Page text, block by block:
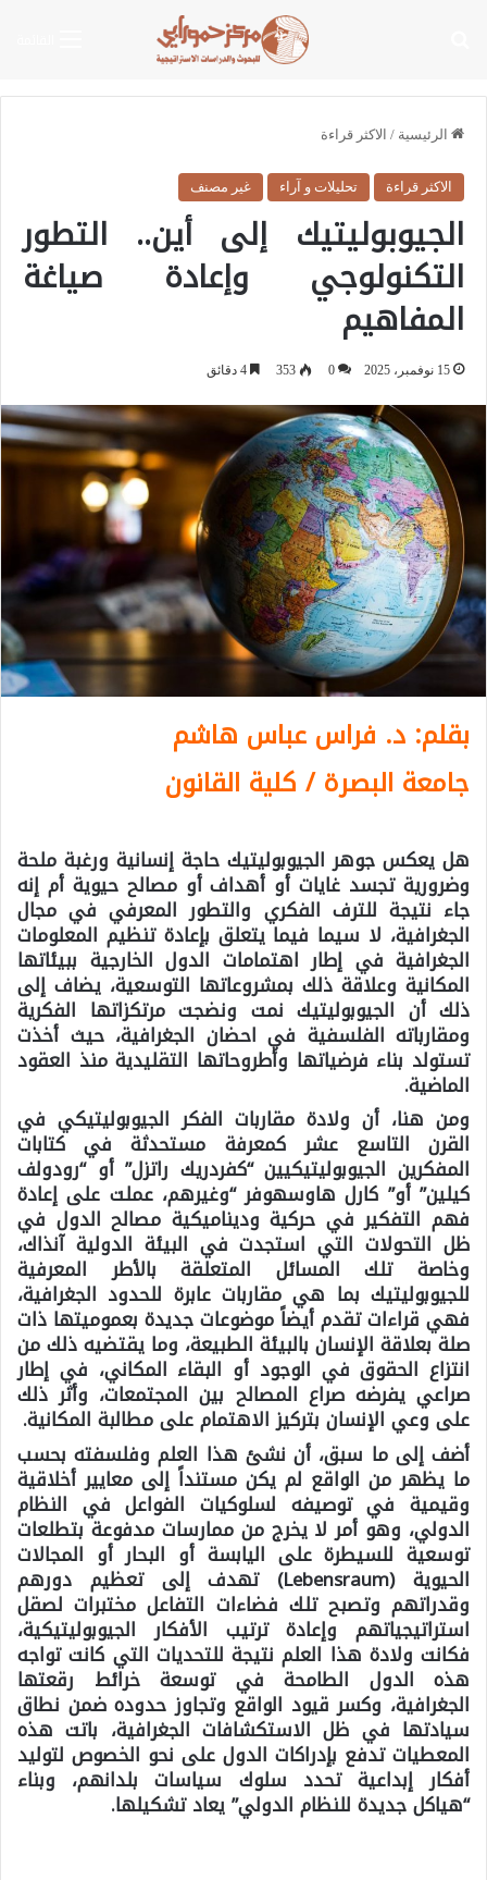
الرئيسية / الاكثر قراءة
الاكثر قراءة تحليلات و آراء غير مصنف
الجيوبوليتيك إلى أين.. التطور
التكنولوجي وإعادة صياغة
المفاهيم
15 نوفمبر، 2025 0
353
بقلم: د. فراس عباس هاشم
جامعة البصرة / كلية القانون
هل يعكس جوهر الجيوبوليتيك حاجة إنسانية ورغبة ملحة
وضرورية تجسد غايات أو أهداف أو مصالح حيوية أم إنه
جاء نتيجة للترف الفكري والتطور المعرفي في مجال
الجغرافية، لا سيما فيما يتعلق بإعادة تنظيم المعلومات
الجغرافية في إطار اهتمامات الدول الخارجية ببيئاتها
المكانية وعلاقة ذلك بمشروعاتها التوسعية، يضاف إلى
ذلك أن الجيوبوليتيك نمت ونضجت مرتكزاتها الفكرية
ومقارباته الفلسفية في احضان الجغرافية، حيث أخذت
تستولد بناء فرضياتها وأطروحاتها التقليدية منذ العقود
الماضية.
ومن هنا، أن ولادة مقاربات الفكر الجيوبوليتيكي في
القرن التاسع عشر كمعرفة مستحدثة في كتابات
المفكرين الجيوبوليتيكيين “كفردريك راتزل” أو “رودولف
كيلين” أو” كارل هاوسهوفر “وغيرهم، عملت على إعادة
فهم التفكير في حركية وديناميكية مصالح الدول في
ظل التحولات التي استجدت في البيئة الدولية آنذاك،
وخاصة تلك المسائل المتعلقة بالأطر المعرفية
للجيوبوليتيك بما هي مقاربات عابرة للحدود الجغرافية،
فهي قراءات تقدم أيضاً موضوعات جديدة بعموميتها ذات
صلة بعلاقة الإنسان بالبيئة الطبيعة، وما يقتضيه ذلك من
انتزاع الحقوق في الوجود أو البقاء المكاني، في إطار
صراعي يفرضه صراع المصالح بين المجتمعات، وأثر ذلك
على وعي الإنسان بتركيز الاهتمام على مطالبة المكانية.
أضف إلى ما سبق، أن نشئ هذا العلم وفلسفته بحسب
ما يظهر من الواقع لم يكن مستنداً إلى معايير أخلاقية
وقيمية في توصيفه لسلوكيات الفواعل في النظام
الدولي، وهو أمر لا يخرج من ممارسات مدفوعة بتطلعات
توسعية للسيطرة على اليابسة أو البحار أو المجالات
الحيوية (Lebensraum) تهدف إلى تعظيم دورهم
وقدراتهم وتصبح تلك فضاءات التفاعل مختبرات لصقل
استراتيجياتهم وإعادة ترتيب الأفكار الجيوبوليتيكية،
فكانت ولادة هذا العلم نتيجة للتحديات التي كانت تواجه
هذه الدول الطامحة في توسعة خرائط رقعتها
الجغرافية، وكسر قيود الواقع وتجاوز حدوده ضمن نطاق
سيادتها في ظل الاستكشافات الجغرافية، باتت هذه
المعطيات تدفع بإدراكات الدول على نحو الخصوص لتوليد
أفكار إبداعية تحدد سلوك سياسات بلدانهم، وبناء
“هياكل جديدة للنظام الدولي” يعاد تشكيلها.